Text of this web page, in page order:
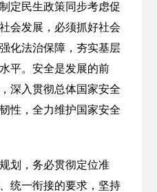
定民生政策同步考虑促
会发展，必须抓好社会
化法治保障，夯实基层
平。安全是发展的前
深入贯彻总体国家安全
性，全力维护国家安全
，务必贯彻定位准
统一衔接的要求，坚持